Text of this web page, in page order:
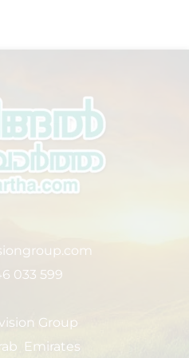
033 599
Group
Emirates